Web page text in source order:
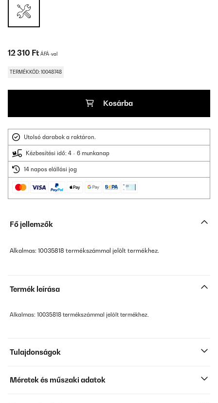
12 310 Ft ÁFÁ-val
TERMÉKKÓD: 10048748
Kosárba
Utolsó darabok a raktáron.
Kézbesítési idő: 4 - 6 munkanap
14 napos elállási jog
Fő jellemzők
Alkalmas: 10035818 termékszámmal jelölt termékhez.
Termék leírása
Alkalmas: 10035818 termékszámmal jelölt termékhez.
Tulajdonságok
Méretek és műszaki adatok